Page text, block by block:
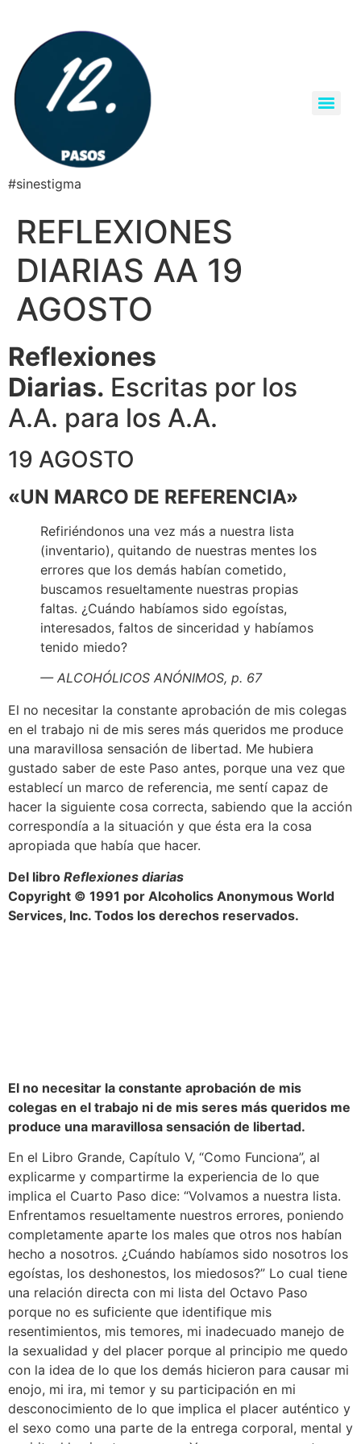
#sinestigma
REFLEXIONES
DIARIAS AA 19
AGOSTO
Reflexiones
Diarias. Escritas por los
A.A. para los A.A.
19 AGOSTO
«UN MARCO DE REFERENCIA»
Refiriéndonos una vez más a nuestra lista
(inventario), quitando de nuestras mentes los
errores que los demás habían cometido,
buscamos resueltamente nuestras propias
faltas. ¿Cuándo habíamos sido egoístas,
interesados, faltos de sinceridad y habíamos
tenido miedo?
— ALCOHÓLICOS ANÓNIMOS, p. 67
El no necesitar la constante aprobación de mis colegas
en el trabajo ni de mis seres más queridos me produce
una maravillosa sensación de libertad. Me hubiera
gustado saber de este Paso antes, porque una vez que
establecí un marco de referencia, me sentí capaz de
hacer la siguiente cosa correcta, sabiendo que la acción
correspondía a la situación y que ésta era la cosa
apropiada que había que hacer.
Del libro Reflexiones diarias
Copyright © 1991 por Alcoholics Anonymous World
Services, Inc. Todos los derechos reservados.
El no necesitar la constante aprobación de mis
colegas en el trabajo ni de mis seres más queridos me
produce una maravillosa sensación de libertad.
En el Libro Grande, Capítulo V, “Como Funciona”, al
explicarme y compartirme la experiencia de lo que
implica el Cuarto Paso dice: “Volvamos a nuestra lista.
Enfrentamos resueltamente nuestros errores, poniendo
completamente aparte los males que otros nos habían
hecho a nosotros. ¿Cuándo habíamos sido nosotros los
egoístas, los deshonestos, los miedosos?” Lo cual tiene
una relación directa con mi lista del Octavo Paso
porque no es suficiente que identifique mis
resentimientos, mis temores, mi inadecuado manejo de
la sexualidad y del placer porque al principio me quedo
con la idea de lo que los demás hicieron para causar mi
enojo, mi ira, mi temor y su participación en mi
desconocimiento de lo que implica el placer auténtico y
el sexo como una parte de la entrega corporal, mental y